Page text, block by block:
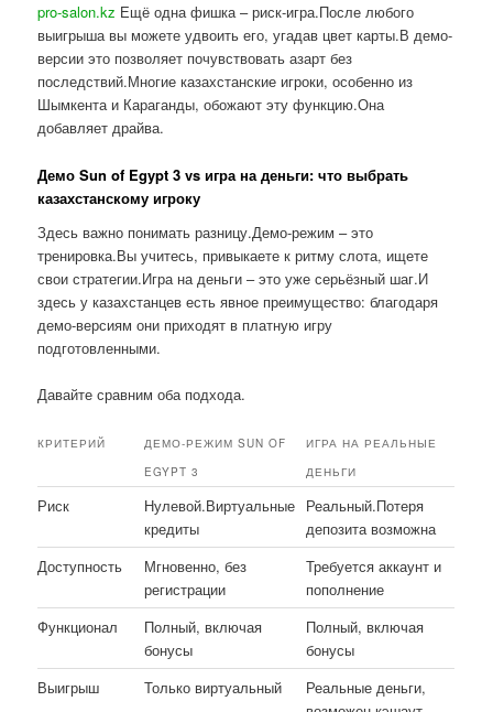
pro-salon.kz Ещё одна фишка – риск-игра.После любого
выигрыша вы можете удвоить его, угадав цвет карты.В демо-
версии это позволяет почувствовать азарт без
последствий.Многие казахстанские игроки, особенно из
Шымкента и Караганды, обожают эту функцию.Она
добавляет драйва.
Демо Sun of Egypt 3 vs игра на деньги: что выбрать
казахстанскому игроку
Здесь важно понимать разницу.Демо-режим – это
тренировка.Вы учитесь, привыкаете к ритму слота, ищете
свои стратегии.Игра на деньги – это уже серьёзный шаг.И
здесь у казахстанцев есть явное преимущество: благодаря
демо-версиям они приходят в платную игру
подготовленными.
Давайте сравним оба подхода.
КРИТЕРИЙ
ДЕМО-РЕЖИМ SUN OF
EGYPT 3
ИГРА НА РЕАЛЬНЫЕ
ДЕНЬГИ
Риск
Нулевой.Виртуальные
кредиты
Реальный.Потеря
депозита возможна
Доступность
Мгновенно, без
регистрации
Требуется аккаунт и
пополнение
Функционал
Полный, включая
бонусы
Полный, включая
бонусы
Выигрыш
Только виртуальный
Реальные деньги,